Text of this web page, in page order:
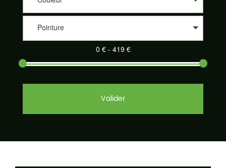
Pointure
Valider